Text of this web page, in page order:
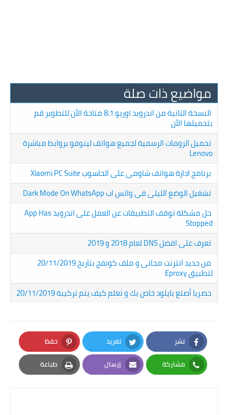
مواضيع ذات صلة
النسخة الثانية من اندرويد اوريو 8.1 متاحة الأن للتطوير قم
بتحميلها الأن
تحميل الرومات الرسمية لجميع هواتف لينوفو بروابط مباشرة
Lenovo
برنامج ادارة هواتف شاومى على الحاسوب Xiaomi PC Suite
تشغيل الوضع الليلى فى واتس اب Dark Mode On WhatsApp
حل مشكلة توقف التطبيقات عن العمل على اندرويد App Has
Stopped
تعرف على افضل DNS لعام 2018 و 2019
من جديد انترنت مجانى و ملف كونفج بتاريخ 20/11/2019
لتطبيق Eproxy
حصريا أصنع بايلود خاص بك و تعلم كيف يتم تركيبة 20/11/2019
نشر
Facebook
تغريد
Twitter
حفظ
Pinterest
مشاركة
Whatsapp
إرسال
Email
طباعة
Print